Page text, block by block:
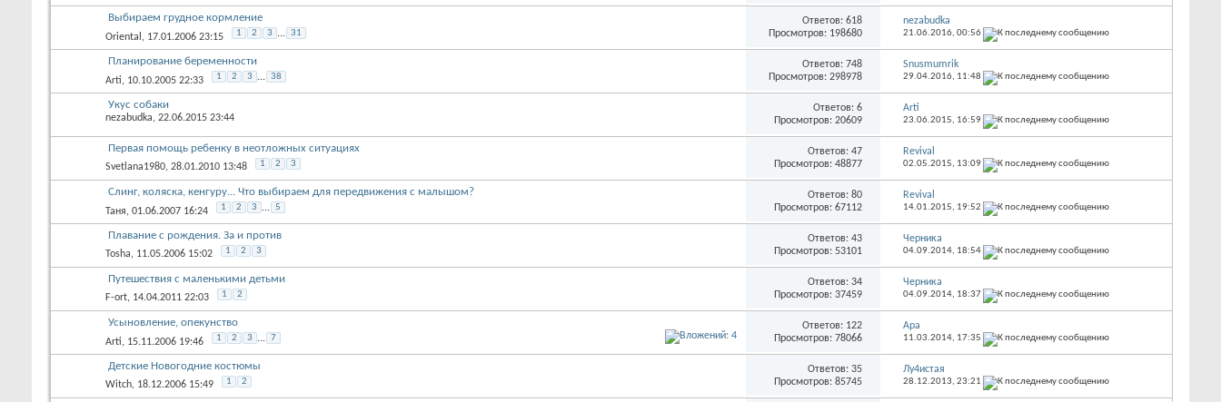
Выбираем грудное кормление
Oriental , 17.01.2006 23:15 1 2 3 ... 31
Ответов: 618
Просмотров: 198680
nezabudka
21.06.2016, 00:56
Планирование беременности
Arti, 10.10.2005 22:33 1 2 3 ... 38
Ответов: 748
Просмотров: 298978
Snusmumrik
29.04.2016, 11:48
Укус собаки
nezabudka, 22.06.2015 23:44
Ответов: 6
Просмотров: 20609
Arti
23.06.2015, 16:59
Первая помощь ребенку в неотложных ситуациях
Svetlana1980, 28.01.2010 13:48 1 2 3
Ответов: 47
Просмотров: 48877
Revival
02.05.2015, 13:09
Слинг, коляска, кенгуру... Что выбираем для передвижения с малышом?
Таня, 01.06.2007 16:24 1 2 3 ... 5
Ответов: 80
Просмотров: 67112
Revival
14.01.2015, 19:52
Плавание с рождения. За и против
Tosha, 11.05.2006 15:02 1 2 3
Ответов: 43
Просмотров: 53101
Черника
04.09.2014, 18:54
Путешествия с маленькими детьми
F-ort, 14.04.2011 22:03 1 2
Ответов: 34
Просмотров: 37459
Черника
04.09.2014, 18:37
Усыновление, опекунство
Arti, 15.11.2006 19:46 1 2 3 ... 7
Ответов: 122
Просмотров: 78066
Ара
11.03.2014, 17:35
Детские Новогодние костюмы
Witch, 18.12.2006 15:49 1 2
Ответов: 35
Просмотров: 85745
Лу4истая
28.12.2013, 23:21